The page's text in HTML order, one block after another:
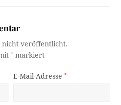
nicht veröffentlicht.
* markiert
E-Mail-Adresse*